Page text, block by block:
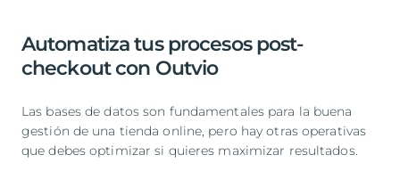
Automatiza tus procesos post-
checkout con Outvio
Las bases de datos son fundamentales para la buena
gestión de una tienda online, pero hay otras operativas
que debes optimizar si quieres maximizar resultados.